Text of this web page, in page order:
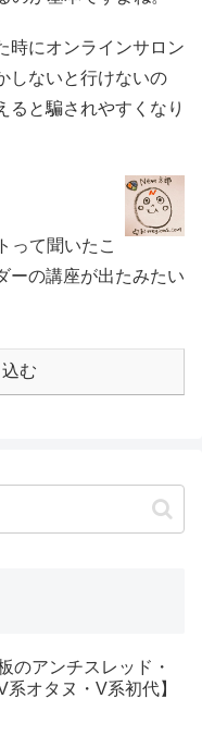
時にオンラインサロン
しないと行けないの
ると騙されやすくなり
って聞いたこ
ーの講座が出たみたい
む
のアンチスレッド・
オタヌ・V系初代】